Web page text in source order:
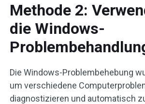
Methode 2:
die Windows-
Die Windows-Problembehebung
um verschiedene
diagnostizieren und automatisch